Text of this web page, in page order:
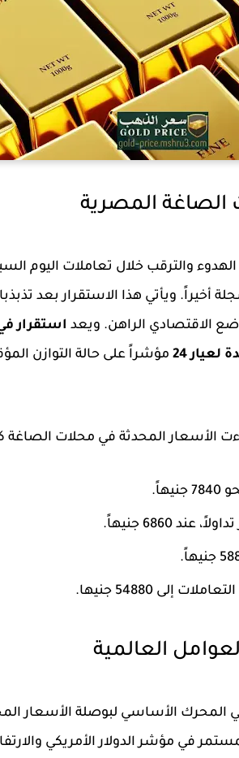
المصرية
أخيراً. ويأتي هذا الاستقرار بعد
الاقتصادي الراهن. ويعد استقرار
24
مؤشراً على حالة التوازن
7840 جنيهاً .
6860 جنيهاً .
جنيهاً .
إلى 54880 جنيها .
العالمية
المحرك الأساسي لبوصلة الأسعار
الدولار الأمريكي